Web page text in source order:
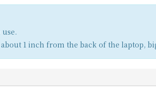
1 inch from the back of the laptop,